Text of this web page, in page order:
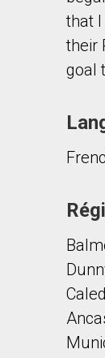
that
their
goal